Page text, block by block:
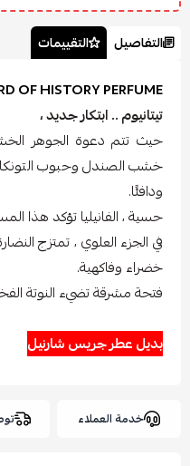
التفاصيل التقييمات
OF HISTORY PERFUME
تيتانيوم .. ابتكار جديد ،
حيث تتم دعوة الجوهر
خشب الصندل وحبوب
ودافئًا.
حسية ، الفانيليا تؤكد هذا
في الجزء العلوي ، تمتزج
خضراء وفاكهية.
فتحة مشرقة تضيء النوتة
بديل عطر جريس شارنيل
خدمة العملاء